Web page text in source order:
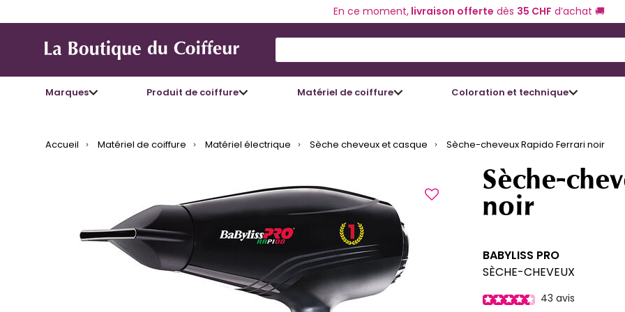
En ce moment,livraison offerte dès 35 CHF d’achat 🚚
Marques Produit de coiffure Matériel de coiffure Coloration et technique
Accueil Matériel de coiffure Matériel électrique Sèche cheveux et casque Sèche-cheveux Rapido Ferrari noir
Sèche-
noir
BABYLISS PRO
SÈCHE-CHEVEUX
43 avis